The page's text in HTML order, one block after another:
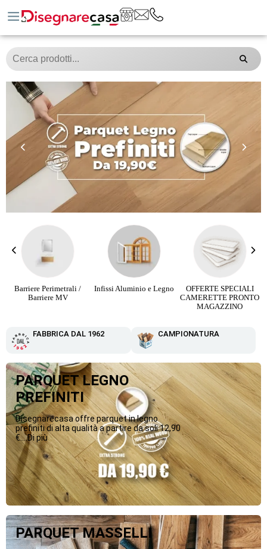
Barriere Perimetrali /
Barriere MV
Infissi Aluminio e Legno
OFFERTE SPECIALI
CAMERETTE PRONTO
MAGAZZINO
FABBRICA DAL 1962 CAMPIONATURA
PARQUET LEGNO
PREFINITI
Disegnarecasa offre parquet in legno
prefiniti di alta qualità a partire da soli 12,90
€....Di più
PARQUET MASSELLI